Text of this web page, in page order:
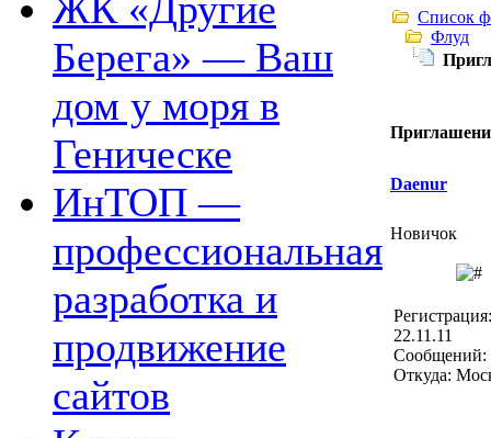
Берега» — Ваш
дом у моря в
Геническе
ИнТОП —
профессиональная
разработка и
продвижение
сайтов
Список
Флуд
Daenur
Новичок
Регистрация:
22.11.11
Сообщений:
Откуда: